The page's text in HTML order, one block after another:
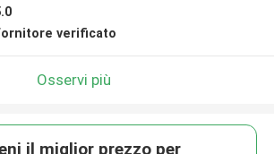
verificato
Osservi più
il miglior prezzo per